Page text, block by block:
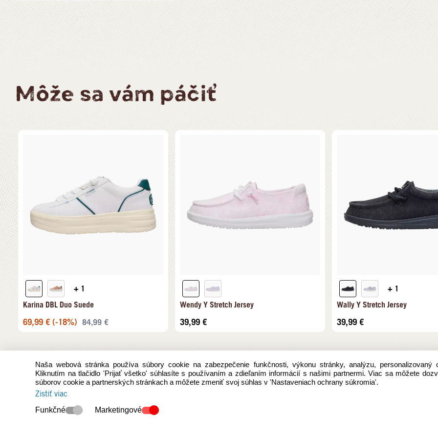
Môže sa vám páčiť
+ 1
Karina DBL Duo Suede
69,99 € (-18%) 84,99 €
Wendy Y Stretch Jersey
39,99 €
+ 1
Wally Y Stretch Jersey
39,99 €
Naša webová stránka používa súbory cookie na zabezpečenie funkčnosti, výkonu stránky, analýzu, personalizovaný
Kliknutím na tlačidlo 'Prijať všetko' súhlasíte s používaním a zdieľaním informácií s našimi partnermi. Viac sa môžete
súborov cookie a partnerských stránkach a môžete zmeniť svoj súhlas v 'Nastaveniach ochrany súkromia'.
Zistiť viac
Funkčné Marketingové